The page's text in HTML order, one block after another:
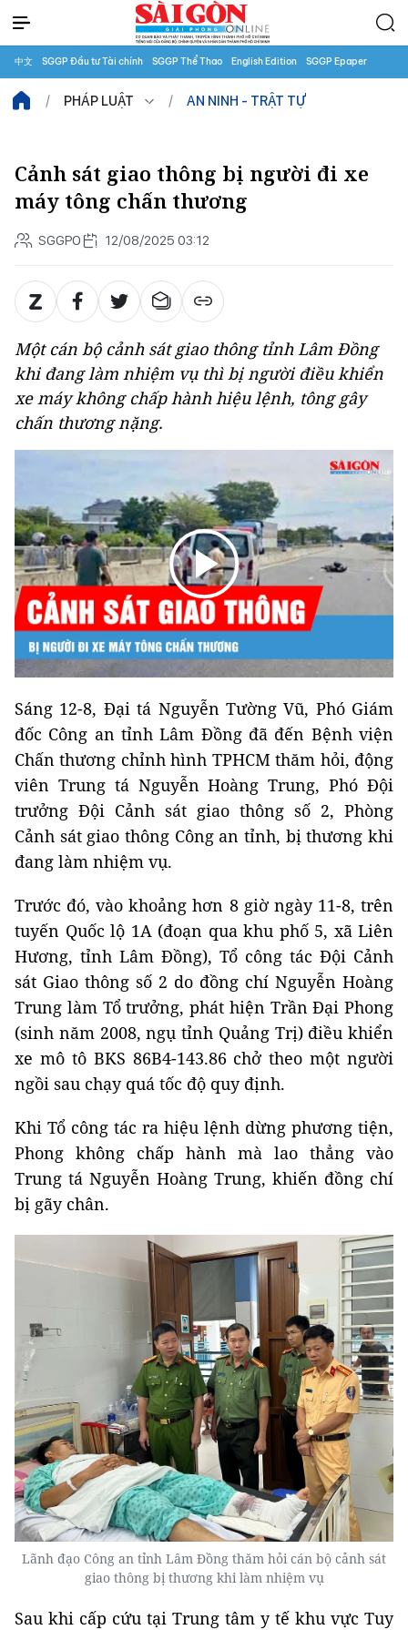
中文 SGGP Đầu tư Tài chính SGGP Thể Thao English Edition SGGP Epaper
PHÁP LUẬT AN NINH - TRẬT TỰ
Cảnh sát giao thông bị người đi xe
máy tông chấn thương
SGGPO 12/08/2025 03:12
Một cán bộ cảnh sát giao thông tỉnh Lâm Đồng
khi đang làm nhiệm vụ thì bị người điều khiển
xe máy không chấp hành hiệu lệnh, tông gây
chấn thương nặng.
Sáng 12-8, Đại tá Nguyễn Tường Vũ, Phó Giám
đốc Công an tỉnh Lâm Đồng đã đến Bệnh viện
Chấn thương chỉnh hình TPHCM thăm hỏi, động
viên Trung tá Nguyễn Hoàng Trung, Phó Đội
trưởng Đội Cảnh sát giao thông số 2, Phòng
Cảnh sát giao thông Công an tỉnh, bị thương khi
đang làm nhiệm vụ.
Trước đó, vào khoảng hơn 8 giờ ngày 11-8, trên
tuyến Quốc lộ 1A (đoạn qua khu phố 5, xã Liên
Hương, tỉnh Lâm Đồng), Tổ công tác Đội Cảnh
sát Giao thông số 2 do đồng chí Nguyễn Hoàng
Trung làm Tổ trưởng, phát hiện Trần Đại Phong
(sinh năm 2008, ngụ tỉnh Quảng Trị) điều khiển
xe mô tô BKS 86B4-143.86 chở theo một người
ngồi sau chạy quá tốc độ quy định.
Khi Tổ công tác ra hiệu lệnh dừng phương tiện,
Phong không chấp hành mà lao thẳng vào
Trung tá Nguyễn Hoàng Trung, khiến đồng chí
bị gãy chân.
Lãnh đạo Công an tỉnh Lâm Đồng thăm hỏi cán bộ cảnh sát
giao thông bị thương khi làm nhiệm vụ
Sau khi cấp cứu tại Trung tâm y tế khu vực Tuy